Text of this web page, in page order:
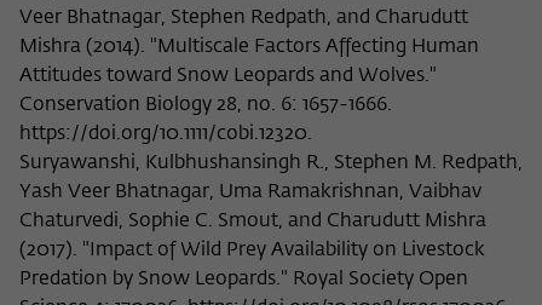
Veer Bhatnagar, Stephen Redpath, and Charudutt
Mishra (2014). "Multiscale Factors Affecting Human
Attitudes toward Snow Leopards and Wolves."
Conservation Biology 28, no. 6: 1657-1666.
https://doi.org/10.1111/cobi.12320.
Suryawanshi, Kulbhushansingh R., Stephen M. Redpath,
Yash Veer Bhatnagar, Uma Ramakrishnan, Vaibhav
Chaturvedi, Sophie C. Smout, and Charudutt Mishra
(2017). "Impact of Wild Prey Availability on Livestock
Predation by Snow Leopards." Royal Society Open